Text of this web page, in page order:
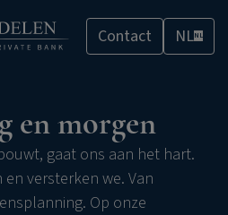
Contact NLNL
en morgen
gaat ons aan het hart.
versterken we. Van
Op onze